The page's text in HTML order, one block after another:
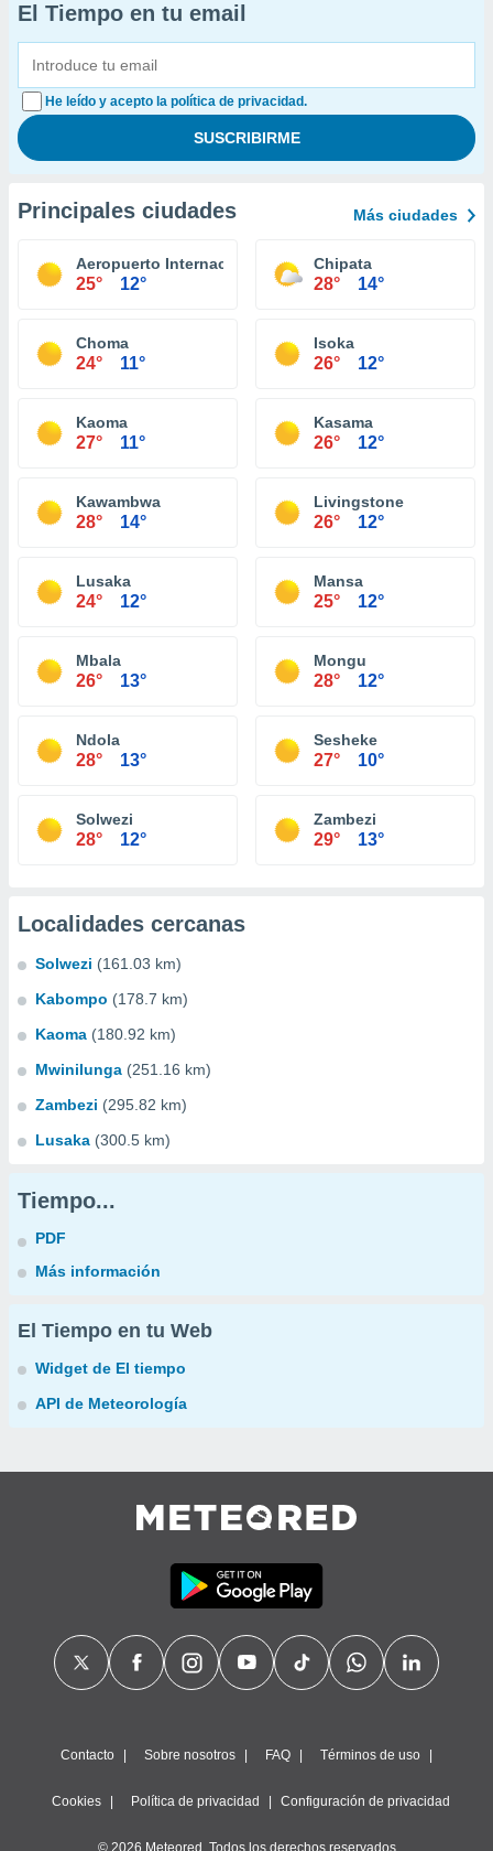
El Tiempo en tu email
He leído y acepto la política de privacidad.
Principales ciudades Más ciudades
Aeropuerto Internacional de Lusaka
25° 12°
Chipata
28° 14°
Choma
24° 11°
Isoka
26° 12°
Kaoma
27° 11°
Kasama
26° 12°
Kawambwa
28° 14°
Livingstone
26° 12°
Lusaka
24° 12°
Mansa
25° 12°
Mbala
26° 13°
Mongu
28° 12°
Ndola
28° 13°
Sesheke
27° 10°
Solwezi
28° 12°
Zambezi
29° 13°
Localidades cercanas
Solwezi (161.03 km)
Kabompo (178.7 km)
Kaoma (180.92 km)
Mwinilunga (251.16 km)
Zambezi (295.82 km)
Lusaka (300.5 km)
Tiempo...
PDF
Más información
El Tiempo en tu Web
Widget de El tiempo
API de Meteorología
Contacto Sobre nosotros FAQ Términos de uso
Cookies Política de privacidad Configuración de privacidad
© 2026 Meteored. Todos los derechos reservados